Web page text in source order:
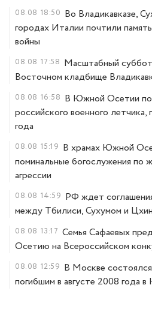
08.08 18:50 Во Владикавказе,
городах Италии почтили
войны
08.08 17:58 Масштабный
Восточном кладбище
08.08 16:58 В Южной Осетии
российского военного летчика,
года
08.08 15:19 В храмах Южной
поминальные богослужения по
агрессии
08.08 14:59 РФ ждет
между Тбилиси, Сухумом и
08.08 13:17 Семья Сафаевых
Осетию на Всероссийском
08.08 12:59 В Москве
погибшим в августе 2008 года